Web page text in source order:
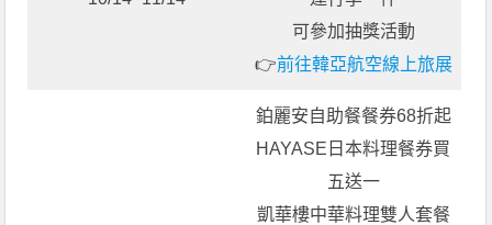
可參加抽獎活動
👉前往韓亞航空線上旅展
鉑麗安自助餐餐券68折起
HAYASE日本料理餐券買
五送一
凱華樓中華料理雙人套餐